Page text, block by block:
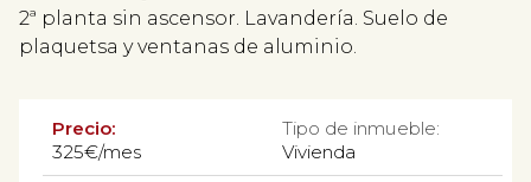
2ª planta sin ascensor. Lavandería. Suelo de
plaquetsa y ventanas de aluminio.
Precio:
325€/mes
Tipo de inmueble:
Vivienda